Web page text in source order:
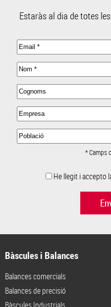
Estaràs al dia de totes
* Camps
He llegit i accepto
Bàscules i Balances
Balances comercials
Balances de precisió